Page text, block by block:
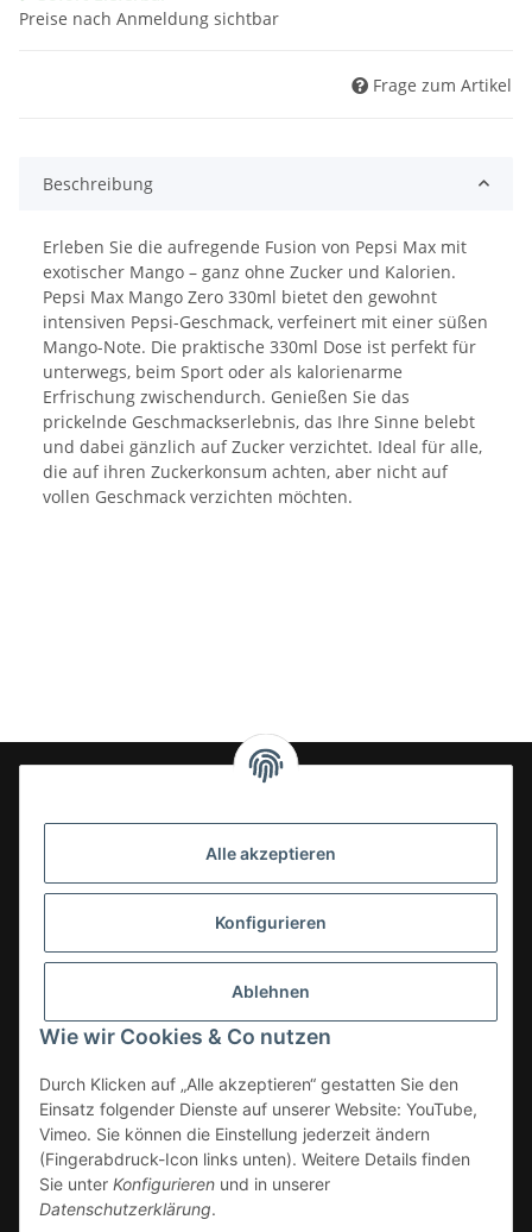
Alle akzeptieren
Konfigurieren
Ablehnen
Wie wir Cookies & Co nutzen
Durch Klicken auf „Alle akzeptieren“ gestatten Sie den
Einsatz folgender Dienste auf unserer Website: YouTube,
Vimeo. Sie können die Einstellung jederzeit ändern
(Fingerabdruck-Icon links unten). Weitere Details finden
Sie unter Konfigurieren und in unserer
Datenschutzerklärung.
Preise nach Anmeldung sichtbar
Frage zum Artikel
Beschreibung
Erleben Sie die aufregende Fusion von Pepsi Max mit
exotischer Mango – ganz ohne Zucker und Kalorien.
Pepsi Max Mango Zero 330ml bietet den gewohnt
intensiven Pepsi-Geschmack, verfeinert mit einer süßen
Mango-Note. Die praktische 330ml Dose ist perfekt für
unterwegs, beim Sport oder als kalorienarme
Erfrischung zwischendurch. Genießen Sie das
prickelnde Geschmackserlebnis, das Ihre Sinne belebt
und dabei gänzlich auf Zucker verzichtet. Ideal für alle,
die auf ihren Zuckerkonsum achten, aber nicht auf
vollen Geschmack verzichten möchten.
24-7en Kioskbedarf GmbH
- Sezer Kahveci & Cengiz Inci
33142 Büren, Deutschland
Kategorien
Informationen
Gesetzliche Informationen